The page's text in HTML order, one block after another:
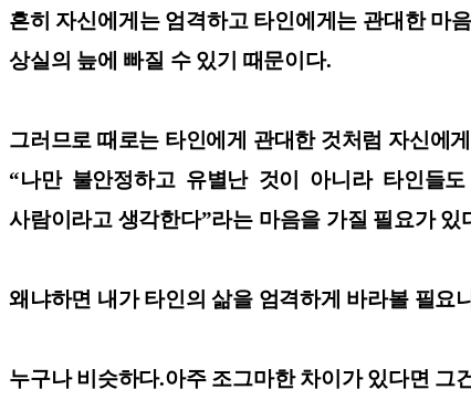
흔히 자신에게는 엄격하고 타인에게는 관대한 마
상실의 늪에 빠질 수 있기 때문이다.
그러므로 때로는 타인에게 관대한 것처럼 자신에
“나만 불안정하고 유별난 것이 아니라 타인들
사람이라고 생각한다”라는 마음을 가질 필요가 있
왜냐하면 내가 타인의 삶을 엄격하게 바라볼 필요
누구나 비슷하다.아주 조그마한 차이가 있다면 그